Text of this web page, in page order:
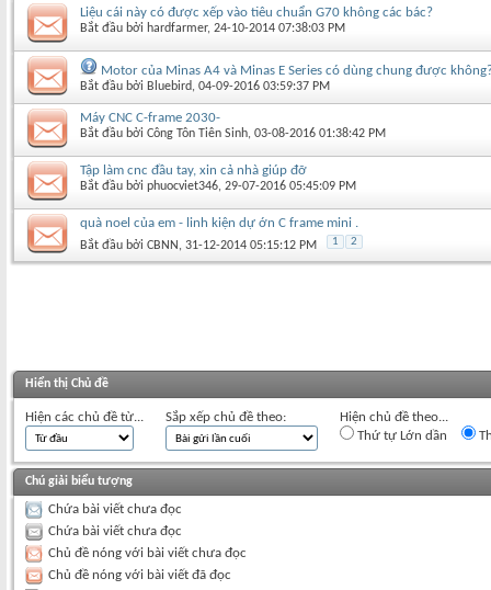
Liệu cái này có được xếp vào tiêu chuẩn G70 không các bác?
Bắt đầu bởi hardfarmer‎, 24-10-2014 07:38:03 PM
Motor của Minas A4 và Minas E Series có dùng chung được
Bắt đầu bởi Bluebird‎, 04-09-2016 03:59:37 PM
Máy CNC C-frame 2030-
Bắt đầu bởi Công Tôn Tiên Sinh‎, 03-08-2016 01:38:42 PM
Tập làm cnc đầu tay, xin cả nhà giúp đỡ
Bắt đầu bởi phuocviet346‎, 29-07-2016 05:45:09 PM
quà noel của em - linh kiện dự ớn C frame mini .
Bắt đầu bởi CBNN ‎, 31-12-2014 05:15:12 PM 1 2
Hiển thị Chủ đề
Hiện các chủ đề từ... Sắp xếp chủ đề theo:
Hiện chủ đề theo...
Thứ tự Lớn dần
Chú giải biểu tượng
Chứa bài viết chưa đọc
Chứa bài viết chưa đọc
Chủ đề nóng với bài viết chưa đọc
Chủ đề nóng với bài viết đã đọc